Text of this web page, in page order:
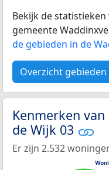
Bekijk de
gemeente
de gebieden in de
Overzicht gebieden
Kenmerken
de Wijk 03
Er zijn 2.532